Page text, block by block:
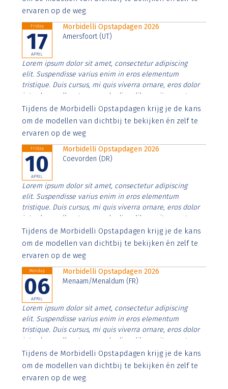
ervaren op de weg.
Friday
17
APRIL
Morbidelli Opstapdagen 2026
Amersfoort (UT)
Lorem ipsum dolor sit amet, consectetur adipiscing
elit. Suspendisse varius enim in eros elementum
tristique. Duis cursus, mi quis viverra ornare, eros dolor
interdum nulla, ut commodo diam libero vitae erat.
Aenean faucibus nibh et justo cursus id rutrum lorem
imperdiet. Nunc ut sem vitae risus tristique posuere.
Tijdens de Morbidelli Opstapdagen krijg je de kans
om de modellen van dichtbij te bekijken én zelf te
ervaren op de weg
Friday
10
APRIL
Morbidelli Opstapdagen 2026
Coevorden (DR)
Lorem ipsum dolor sit amet, consectetur adipiscing
elit. Suspendisse varius enim in eros elementum
tristique. Duis cursus, mi quis viverra ornare, eros dolor
interdum nulla, ut commodo diam libero vitae erat.
Aenean faucibus nibh et justo cursus id rutrum lorem
imperdiet. Nunc ut sem vitae risus tristique posuere.
Tijdens de Morbidelli Opstapdagen krijg je de kans
om de modellen van dichtbij te bekijken én zelf te
ervaren op de weg
Monday
06
APRIL
Morbidelli Opstapdagen 2026
Menaam/Menaldum (FR)
Lorem ipsum dolor sit amet, consectetur adipiscing
elit. Suspendisse varius enim in eros elementum
tristique. Duis cursus, mi quis viverra ornare, eros dolor
interdum nulla, ut commodo diam libero vitae erat.
Aenean faucibus nibh et justo cursus id rutrum lorem
imperdiet. Nunc ut sem vitae risus tristique posuere.
Tijdens de Morbidelli Opstapdagen krijg je de kans
om de modellen van dichtbij te bekijken én zelf te
ervaren op de weg.